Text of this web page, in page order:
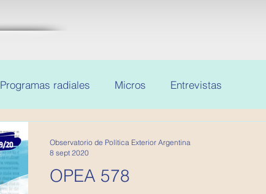
Programas radiales Micros Entrevistas
OPEA 578
Observatorio de Política Exterior Argentina
8 sept 2020